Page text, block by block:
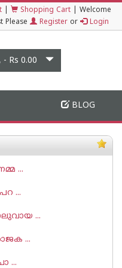
Shopping Cart
Welcome
Please
Register or Login
- Rs 0.00
BLOG
...
...
...
...
...